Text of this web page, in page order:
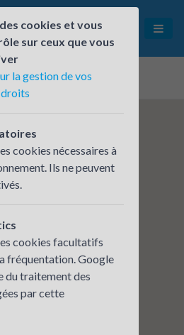
ATRAL GROUP
cookies et vous
sur ceux que vous
la gestion de vos
droits
cookies nécessaires à
Ils ne peuvent
cookies facultatifs
fréquentation. Google
du traitement des
par cette